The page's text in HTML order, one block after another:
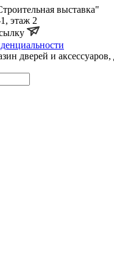
выставка"
этаж 2
дверей и аксессуаров,